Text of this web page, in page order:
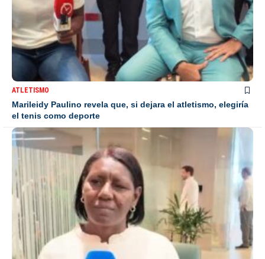
ATLETISMO
Marileidy Paulino revela que, si dejara el atletismo, elegiría
el tenis como deporte